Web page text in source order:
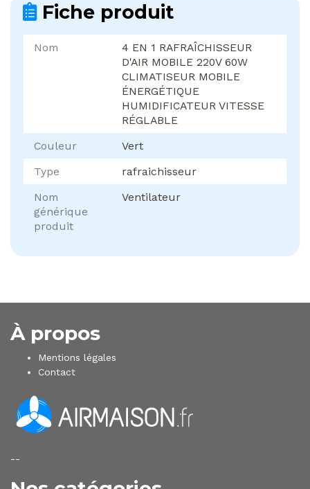
Fiche produit
Nom
4 EN 1 RAFRAÎCHISSEUR
D'AIR MOBILE 220V 60W
CLIMATISEUR MOBILE
ÉNERGÉTIQUE
HUMIDIFICATEUR VITESSE
RÉGLABLE
Couleur
Vert
Type
rafraichisseur
Nom
générique
produit
Ventilateur
À propos
Mentions légales
Contact
--